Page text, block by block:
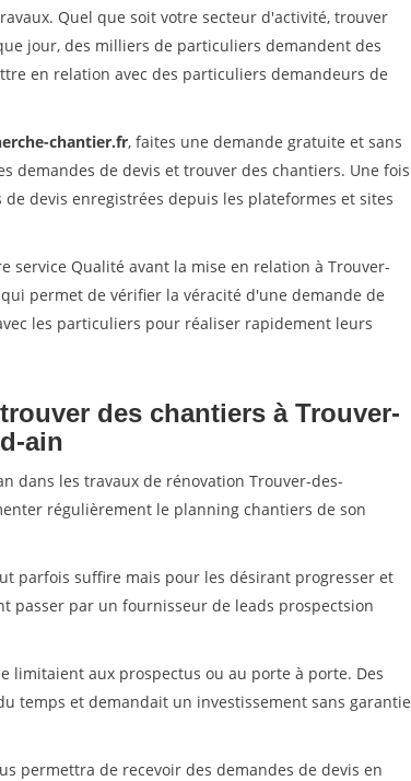
Quel que soit votre secteur d'activité, trouver
jour, des milliers de particuliers demandent des
en relation avec des particuliers demandeurs de
chantier.fr, faites une demande gratuite et sans
demandes de devis et trouver des chantiers. Une fois
devis enregistrées depuis les plateformes et sites
service Qualité avant la mise en relation à Trouver-
permet de vérifier la véracité d'une demande de
les particuliers pour réaliser rapidement leurs
des chantiers à Trouver-
ain
dans les travaux de rénovation Trouver-des-
régulièrement le planning chantiers de son
parfois suffire mais pour les désirant progresser et
passer par un fournisseur de leads prospectsion
limitaient aux prospectus ou au porte à porte. Des
temps et demandait un investissement sans garantie
permettra de recevoir des demandes de devis en